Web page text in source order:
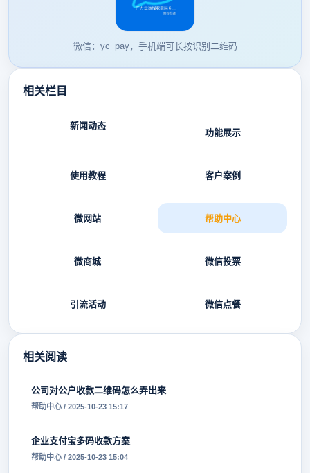
微信：yc_pay，手机端可长按识别二维码
相关栏目
新闻动态
功能展示
使用教程 客户案例
微网站 帮助中心
微商城 微信投票
引流活动 微信点餐
相关阅读
公司对公户收款二维码怎么弄出来
帮助中心 / 2025-10-23 15:17
企业支付宝多码收款方案
帮助中心 / 2025-10-23 15:04